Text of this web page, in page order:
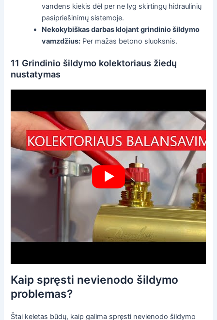
vandens kiekis dėl per ne lyg skirtingų hidraulinių
pasipriešinimų sistemoje.
Nekokybiškas darbas klojant grindinio šildymo
vamzdžius: Per mažas betono sluoksnis.
11 Grindinio šildymo kolektoriaus žiedų
nustatymas
Kaip spręsti nevienodo šildymo
problemas?
Štai keletas būdų, kaip galima spręsti nevienodo šildymo